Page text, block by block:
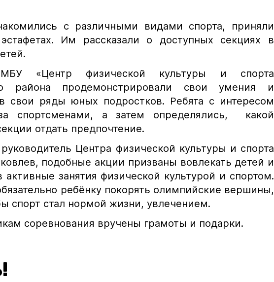
с различными видами спорта, приняли
Им рассказали о доступных секциях в
МБУ «Центр физической культуры и спорта
района продемонстрировали свои умения и
свои ряды юных подростков. Ребята с интересом
спортсменами, а затем определялись, какой
отдать предпочтение.
Центра физической культуры и спорта
подобные акции призваны вовлекать детей и
активные занятия физической культурой и спортом.
ребёнку покорять олимпийские вершины,
спорт стал нормой жизни, увлечением.
соревнования вручены грамоты и подарки.